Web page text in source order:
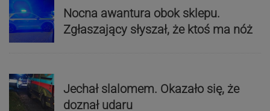
Nocna awantura obok sklepu.
Zgłaszający słyszał, że ktoś ma nóż
Jechał slalomem. Okazało się, że
doznał udaru